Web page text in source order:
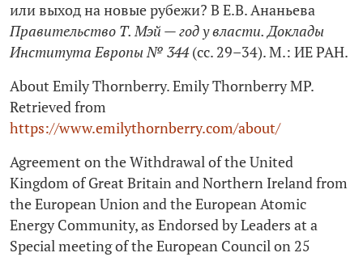
или выход на новые рубежи? В Е.В. Ананьева
Правительство Т. Мэй — год у власти. Доклады
Института Европы № 344(сс. 29–34). М.: ИЕ РАН.
About Emily Thornberry. Emily Thornberry MP.
Retrieved from
https://www.emilythornberry.com/about/
Agreement on the Withdrawal of the United
Kingdom of Great Britain and Northern Ireland from
the European Union and the European Atomic
Energy Community, as Endorsed by Leaders at a
Special meeting of the European Council on 25